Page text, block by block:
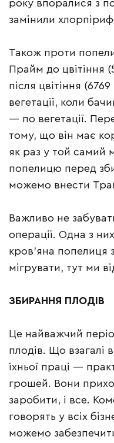
року впоралися з
замінили
Також проти
Прайм до
після цвітіння
вегетації, коли
— по вегетації.
тому, що він має
як раз у той самий
попелицю перед
можемо внести
Важливо не
операції. Одна з
кров’яна попелиця
мігрувати, тут ми
ЗБИРАННЯ ПЛОДІВ
Це найважчий
плодів. Що взагалі
їхньої праці —
грошей. Вони
заробити, і все.
говорять у всіх
можемо